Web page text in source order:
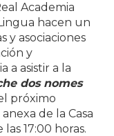
Academia
hacen un
y asociaciones
y
a asistir a la
dos nomes
próximo
de la Casa
17:00 horas.